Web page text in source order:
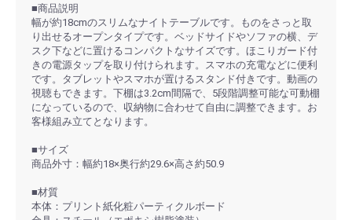
■商品説明
幅が約18cmのスリムなナイトテーブルです。ものをさっと取
り出せるオープンタイプです。ベッドサイドやソファの横、デ
スク下などに置けるコンパクトなサイズです。ほこりガード付
きの電源タップを取り付けられます。スマホの充電などに便利
です。タブレットやスマホが置けるスタンド付きです。動画の
視聴もできます。下棚は3.2cm間隔で、5段階調整可能な可動棚
になっているので、収納物に合わせて自由に調整できます。お
客様組み立てとなります。
■サイズ
商品外寸：幅約18×奥行約29.6×高さ約50.9
■材質
本体：プリント紙化粧パーティクルボード